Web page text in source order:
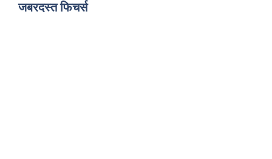
जबरदस्त फिचर्स